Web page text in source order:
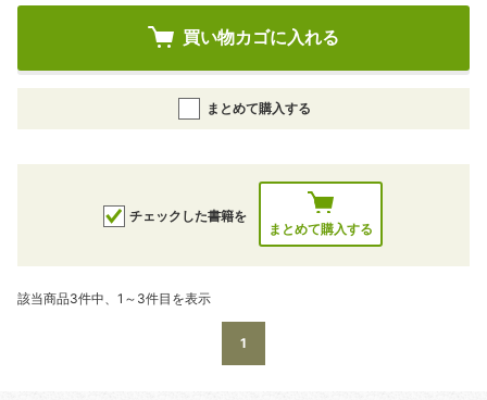
買い物カゴに入れる
まとめて購入する
チェックした書籍を
まとめて購入する
該当商品3件中、1～3件目を表示
1